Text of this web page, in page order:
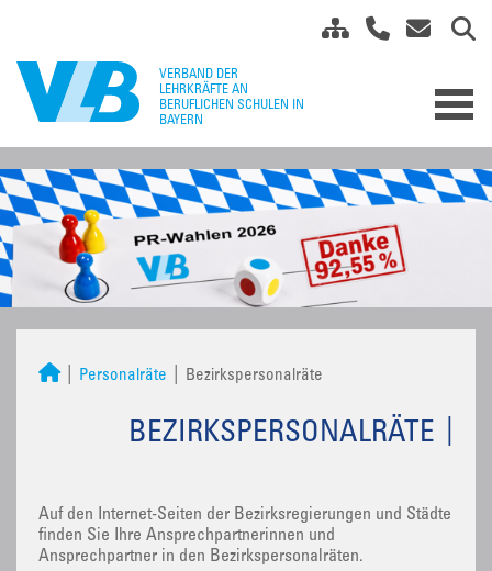
Personalräte Bezirkspersonalräte
BEZIRKSPERSONALRÄTE
Auf den Internet-Seiten der Bezirksregierungen und Städte
finden Sie Ihre Ansprechpartnerinnen und
Ansprechpartner in den Bezirkspersonalräten.